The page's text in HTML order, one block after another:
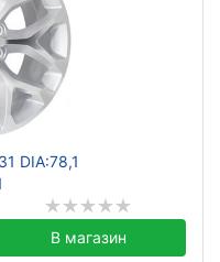
DIA:78,1
В магазин